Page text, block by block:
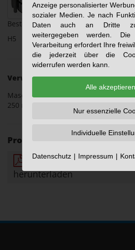
Bestellbezeichnung:
H5
Verwendbar bis:
Maschinen-Antriebsleistung 30 KW
250 mm
Produktbeschreibung:
Schnellwechsel-
herunterladen
Anzeige personalisierter
sozialer Medien. Je nach
Daten auch an Dritte
weitergegeben werden.
Verarbeitung erfordert Ihre
die jederzeit über die
widerrufen werden kann.
Alle akzeptieren
Nur essenzielle
Individuelle
Datenschutz Impressum